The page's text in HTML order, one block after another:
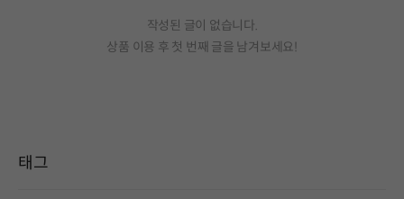
작성된 글이 없습니다.
상품 이용 후 첫 번째 글을 남겨보세요!
태그